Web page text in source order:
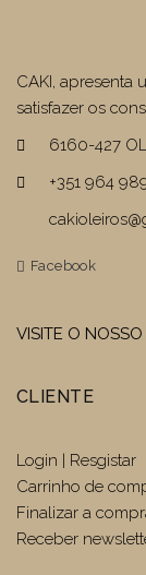
CAKI, apresenta
satisfazer os
6160-427
+351 964
Facebook
VISITE O
CLIENTE
Login | Resgistar
Carrinho de
Finalizar a
Receber